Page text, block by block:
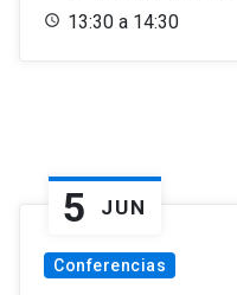
13:30 a 14:30
5 JUN
Conferencias